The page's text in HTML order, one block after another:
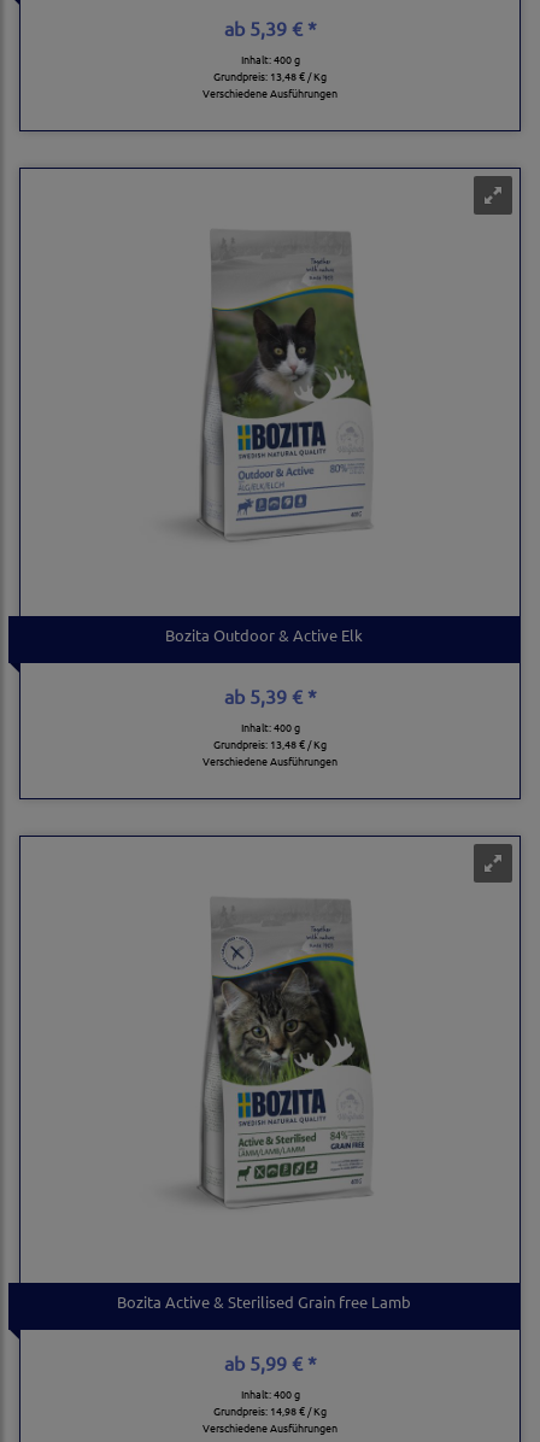
ab5,39 € *
Inhalt: 400 g
Grundpreis: 13,48 € / Kg
Verschiedene Ausführungen
Bozita Outdoor & Active Elk
ab5,39 € *
Inhalt: 400 g
Grundpreis: 13,48 € / Kg
Verschiedene Ausführungen
Bozita Active & Sterilised Grain free Lamb
ab5,99 € *
Inhalt: 400 g
Grundpreis: 14,98 € / Kg
Verschiedene Ausführungen